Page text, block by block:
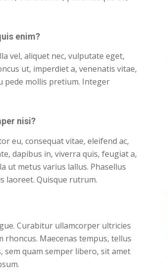
enim?
vel, aliquet nec, vulputate eget,
ut, imperdiet a, venenatis vitae,
pede mollis pretium. Integer
nisi?
eu, consequat vitae, eleifend ac,
dapibus in, viverra quis, feugiat a,
ut metus varius lallus. Phasellus
laoreet. Quisque rutrum.
Curabitur ullamcorper ultricies
rhoncus. Maecenas tempus, tellus
sem quam semper libero, sit amet